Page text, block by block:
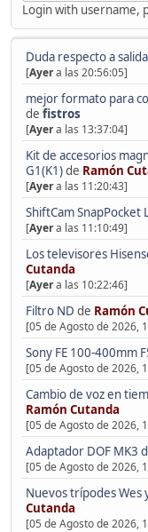
Login with username,
Duda respecto a
[Ayera las 20:56:05]
mejor formato para
de fistros
[Ayera las 13:37:04]
Kit de accesorios
G1(K1)de Ramón
[Ayera las 11:20:43]
ShiftCam SnapPocket
[Ayera las 11:10:49]
Los televisores
Cutanda
[Ayera las 10:22:46]
Filtro ND de Ramón
[05 de Agosto de 2026,
Sony FE 100-400mm
[05 de Agosto de 2026,
Cambio de voz en
Ramón Cutanda
[05 de Agosto de 2026,
Adaptador DOF MK3
[05 de Agosto de 2026,
Nuevos trípodes Wes
Cutanda
[05 de Agosto de 2026,